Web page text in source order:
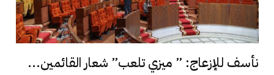
نأسف للإزعاج: ” ميزي تلعب” شعار القائمين...